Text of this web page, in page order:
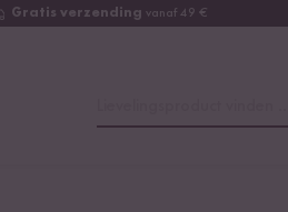
Gratis verzending vanaf 49 €